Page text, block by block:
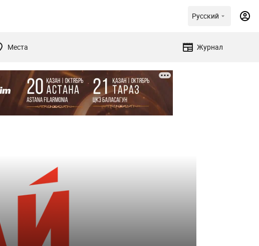
Русский
Места Журнал